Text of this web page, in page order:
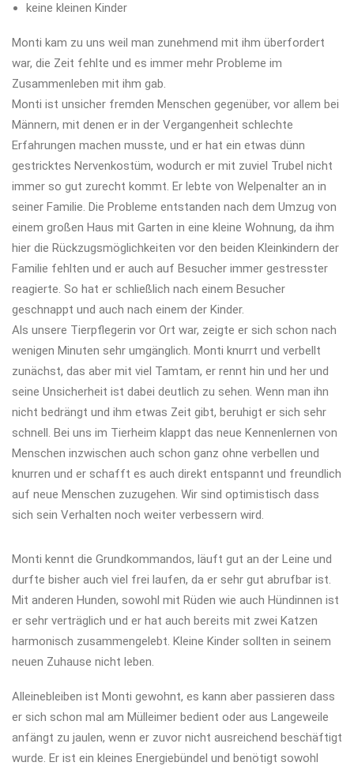
keine kleinen Kinder
Monti kam zu uns weil man zunehmend mit ihm überfordert
war, die Zeit fehlte und es immer mehr Probleme im
Zusammenleben mit ihm gab.
Monti ist unsicher fremden Menschen gegenüber, vor allem bei
Männern, mit denen er in der Vergangenheit schlechte
Erfahrungen machen musste, und er hat ein etwas dünn
gestricktes Nervenkostüm, wodurch er mit zuviel Trubel nicht
immer so gut zurecht kommt. Er lebte von Welpenalter an in
seiner Familie. Die Probleme entstanden nach dem Umzug von
einem großen Haus mit Garten in eine kleine Wohnung, da ihm
hier die Rückzugsmöglichkeiten vor den beiden Kleinkindern der
Familie fehlten und er auch auf Besucher immer gestresster
reagierte. So hat er schließlich nach einem Besucher
geschnappt und auch nach einem der Kinder.
Als unsere Tierpflegerin vor Ort war, zeigte er sich schon nach
wenigen Minuten sehr umgänglich. Monti knurrt und verbellt
zunächst, das aber mit viel Tamtam, er rennt hin und her und
seine Unsicherheit ist dabei deutlich zu sehen. Wenn man ihn
nicht bedrängt und ihm etwas Zeit gibt, beruhigt er sich sehr
schnell. Bei uns im Tierheim klappt das neue Kennenlernen von
Menschen inzwischen auch schon ganz ohne verbellen und
knurren und er schafft es auch direkt entspannt und freundlich
auf neue Menschen zuzugehen. Wir sind optimistisch dass
sich sein Verhalten noch weiter verbessern wird.
Monti kennt die Grundkommandos, läuft gut an der Leine und
durfte bisher auch viel frei laufen, da er sehr gut abrufbar ist.
Mit anderen Hunden, sowohl mit Rüden wie auch Hündinnen ist
er sehr verträglich und er hat auch bereits mit zwei Katzen
harmonisch zusammengelebt. Kleine Kinder sollten in seinem
neuen Zuhause nicht leben.
Alleinebleiben ist Monti gewohnt, es kann aber passieren dass
er sich schon mal am Mülleimer bedient oder aus Langeweile
anfängt zu jaulen, wenn er zuvor nicht ausreichend beschäftigt
wurde. Er ist ein kleines Energiebündel und benötigt sowohl